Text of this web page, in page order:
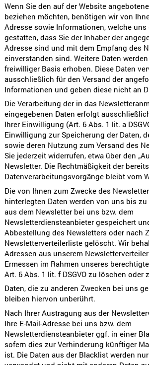
Wenn Sie den auf der Website
beziehen möchten, benötigen wir von
Adresse sowie Informationen, welche
gestatten, dass Sie der Inhaber der
Adresse sind und mit dem Empfang des
einverstanden sind. Weitere Daten
freiwilliger Basis erhoben. Diese Daten
ausschließlich für den Versand der
Informationen und geben diese nicht an
Die Verarbeitung der in das
eingegebenen Daten erfolgt
Ihrer Einwilligung (Art. 6 Abs. 1 lit. a
Einwilligung zur Speicherung der Daten,
sowie deren Nutzung zum Versand des
Sie jederzeit widerrufen, etwa über den
Newsletter. Die Rechtmäßigkeit der
Datenverarbeitungsvorgänge bleibt vom
Die von Ihnen zum Zwecke des
hinterlegten Daten werden von uns bis
aus dem Newsletter bei uns bzw. dem
Newsletterdiensteanbieter gespeichert
Abbestellung des Newsletters oder nach
Newsletterverteilerliste gelöscht. Wir
Adressen aus unserem
Ermessen im Rahmen unseres
Art. 6 Abs. 1 lit. f DSGVO zu löschen oder
Daten, die zu anderen Zwecken bei uns
bleiben hiervon unberührt.
Nach Ihrer Austragung aus der
Ihre E-Mail-Adresse bei uns bzw. dem
Newsletterdiensteanbieter ggf. in einer
sofern dies zur Verhinderung künftiger
ist. Die Daten aus der Blacklist werden